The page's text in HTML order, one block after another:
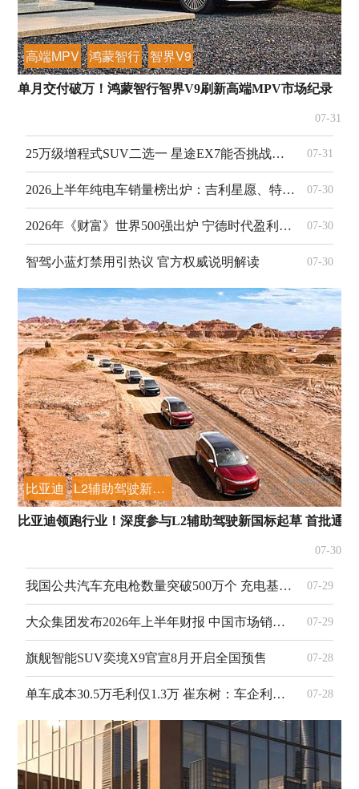
高端MPV 鸿蒙智行 智界V9
单月交付破万！鸿蒙智行智界V9刷新高端MPV市场纪录
07-31
25万级增程式SUV二选一 星途EX7能否挑战理想L6？ 07-31
2026上半年纯电车销量榜出炉：吉利星愿、特斯拉Model Y、理想i6稳居前三 07-30
2026年《财富》世界500强出炉 宁德时代盈利领跑 07-30
智驾小蓝灯禁用引热议 官方权威说明解读 07-30
比亚迪 L2辅助驾驶新国标起草
比亚迪领跑行业！深度参与L2辅助驾驶新国标起草 首批通
07-30
我国公共汽车充电枪数量突破500万个 充电基础设施网络持续扩容 07-29
大众集团发布2026年上半年财报 中国市场销量大幅下滑成主要拖累 07-29
旗舰智能SUV奕境X9官宣8月开启全国预售 07-28
单车成本30.5万毛利仅1.3万 崔东树：车企利润遭上游严重挤压 07-28